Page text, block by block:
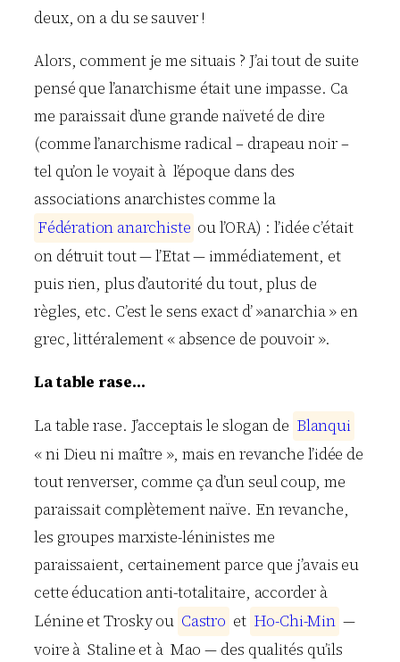
deux, on a du se sauver !
Alors, comment je me situais ? J’ai tout de suite
pensé que l’anarchisme était une impasse. Ca
me paraissait d’une grande naïveté de dire
(comme l’anarchisme radical – drapeau noir –
tel qu’on le voyait à l’époque dans des
associations anarchistes comme la
Fédération anarchiste ou l’ORA) : l’idée c’était
on détruit tout — l’Etat — immédiatement, et
puis rien, plus d’autorité du tout, plus de
règles, etc. C’est le sens exact d’ »anarchia » en
grec, littéralement « absence de pouvoir ».
La table rase…
La table rase. J’acceptais le slogan de Blanqui
« ni Dieu ni maître », mais en revanche l’idée de
tout renverser, comme ça d’un seul coup, me
paraissait complètement naïve. En revanche,
les groupes marxiste-léninistes me
paraissaient, certainement parce que j’avais eu
cette éducation anti-totalitaire, accorder à
Lénine et Trosky ou Castro et Ho-Chi-Min —
voire à Staline et à Mao — des qualités qu’ils